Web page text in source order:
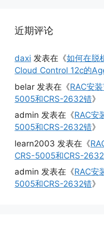
近期评论
daxi 发表在《如何在脱
Cloud Control 12c的
belar 发表在《RAC安
5005和CRS-2632错》
admin 发表在《RAC安
5005和CRS-2632错》
learn2003 发表在《
CRS-5005和CRS-
admin 发表在《RAC安
5005和CRS-2632错》